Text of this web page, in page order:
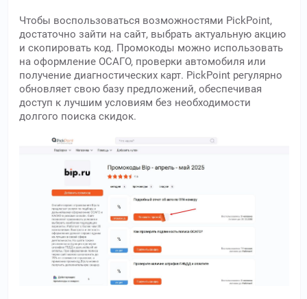
Чтобы воспользоваться возможностями PickPoint,
достаточно зайти на сайт, выбрать актуальную акцию
и скопировать код. Промокоды можно использовать
на оформление ОСАГО, проверки автомобиля или
получение диагностических карт. PickPoint регулярно
обновляет свою базу предложений, обеспечивая
доступ к лучшим условиям без необходимости
долгого поиска скидок.